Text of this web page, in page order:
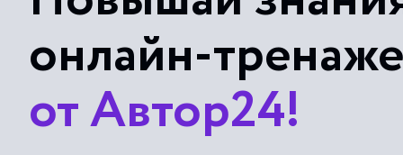
онлайн-
от Автор24!